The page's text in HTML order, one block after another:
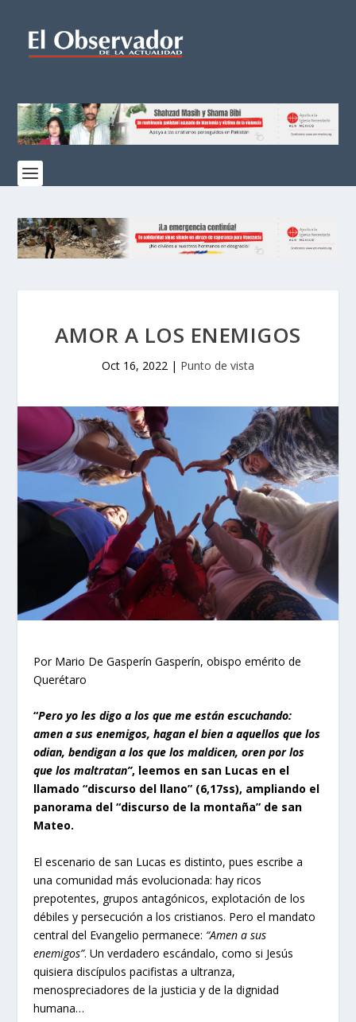
AMOR A LOS ENEMIGOS
Oct 16, 2022 | Punto de vista
Por Mario De Gasperín Gasperín, obispo emérito de
Querétaro
“Pero yo les digo a los que me están escuchando:
amen a sus enemigos, hagan el bien a aquellos que los
odian, bendigan a los que los maldicen, oren por los
que los maltratan”, leemos en san Lucas en el
llamado “discurso del llano” (6,17ss), ampliando el
panorama del “discurso de la montaña” de san
Mateo.
El escenario de san Lucas es distinto, pues escribe a
una comunidad más evolucionada: hay ricos
prepotentes, grupos antagónicos, explotación de los
débiles y persecución a los cristianos. Pero el mandato
central del Evangelio permanece: “Amen a sus
enemigos”. Un verdadero escándalo, como si Jesús
quisiera discípulos pacifistas a ultranza,
menospreciadores de la justicia y de la dignidad
humana…